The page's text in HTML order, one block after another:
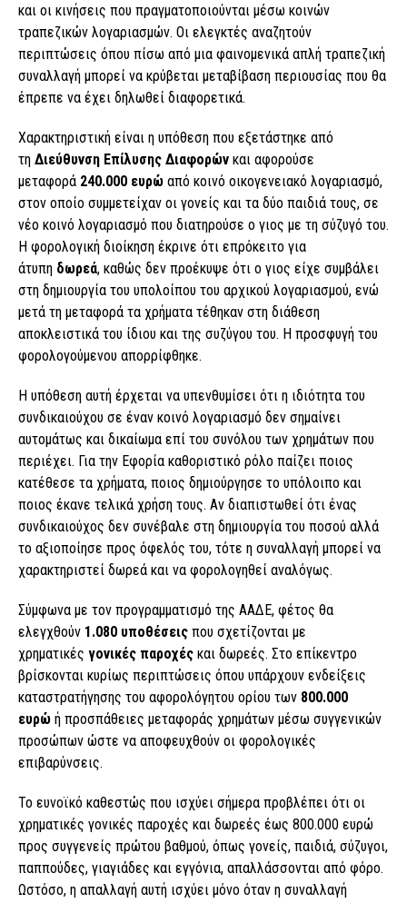
και οι κινήσεις που πραγματοποιούνται μέσω κοινών
τραπεζικών λογαριασμών. Οι ελεγκτές αναζητούν
περιπτώσεις όπου πίσω από μια φαινομενικά απλή τραπεζική
συναλλαγή μπορεί να κρύβεται μεταβίβαση περιουσίας που θα
έπρεπε να έχει δηλωθεί διαφορετικά.
Χαρακτηριστική είναι η υπόθεση που εξετάστηκε από
τη Διεύθυνση Επίλυσης Διαφορών και αφορούσε
μεταφορά 240.000 ευρώ από κοινό οικογενειακό λογαριασμό,
στον οποίο συμμετείχαν οι γονείς και τα δύο παιδιά τους, σε
νέο κοινό λογαριασμό που διατηρούσε ο γιος με τη σύζυγό του.
Η φορολογική διοίκηση έκρινε ότι επρόκειτο για
άτυπη δωρεά, καθώς δεν προέκυψε ότι ο γιος είχε συμβάλει
στη δημιουργία του υπολοίπου του αρχικού λογαριασμού, ενώ
μετά τη μεταφορά τα χρήματα τέθηκαν στη διάθεση
αποκλειστικά του ίδιου και της συζύγου του. Η προσφυγή του
φορολογούμενου απορρίφθηκε.
Η υπόθεση αυτή έρχεται να υπενθυμίσει ότι η ιδιότητα του
συνδικαιούχου σε έναν κοινό λογαριασμό δεν σημαίνει
αυτομάτως και δικαίωμα επί του συνόλου των χρημάτων που
περιέχει. Για την Εφορία καθοριστικό ρόλο παίζει ποιος
κατέθεσε τα χρήματα, ποιος δημιούργησε το υπόλοιπο και
ποιος έκανε τελικά χρήση τους. Αν διαπιστωθεί ότι ένας
συνδικαιούχος δεν συνέβαλε στη δημιουργία του ποσού αλλά
το αξιοποίησε προς όφελός του, τότε η συναλλαγή μπορεί να
χαρακτηριστεί δωρεά και να φορολογηθεί αναλόγως.
Σύμφωνα με τον προγραμματισμό της ΑΑΔΕ, φέτος θα
ελεγχθούν 1.080 υποθέσεις που σχετίζονται με
χρηματικές γονικές παροχές και δωρεές. Στο επίκεντρο
βρίσκονται κυρίως περιπτώσεις όπου υπάρχουν ενδείξεις
καταστρατήγησης του αφορολόγητου ορίου των 800.000
ευρώ ή προσπάθειες μεταφοράς χρημάτων μέσω συγγενικών
προσώπων ώστε να αποφευχθούν οι φορολογικές
επιβαρύνσεις.
Το ευνοϊκό καθεστώς που ισχύει σήμερα προβλέπει ότι οι
χρηματικές γονικές παροχές και δωρεές έως 800.000 ευρώ
προς συγγενείς πρώτου βαθμού, όπως γονείς, παιδιά, σύζυγοι,
παππούδες, γιαγιάδες και εγγόνια, απαλλάσσονται από φόρο.
Ωστόσο, η απαλλαγή αυτή ισχύει μόνο όταν η συναλλαγή